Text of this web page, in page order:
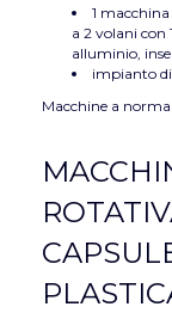
1
a 2 volani con
alluminio,
impianto
Macchine a norma